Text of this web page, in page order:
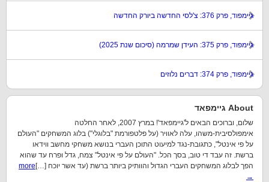
גיימפוד, פרק 376: צ'לסי החדשה ביורק החדשה
גיימפוד, פרק 375: העידן שמרמה (סיכום שנת 2025)
גיימפוד, פרק 374: דברים נלוזים
About גיימפאד
שלום, וברוכים הבאים ל'גיימפאד'! במרץ 2007, לאחר החלטה
אימפולסיבית-משהו, עלה לאוויר (על פלטפורמת "בלוגלי") בלוג המשחקים "העולם
על פי אינטל", כתגובת-נגד למיעוט התוכן העברי בנושא משחקי מחשב ווידאו
ברשת. זה עבד די טוב, בסך הכל. "העולם על פי אינטל" צמח, גדל ופרח עד שהוא
הפך לבלוג המשחקים העברי הגדול והוותיק ביותר ברשת (עד אשר יוכח […] more
→